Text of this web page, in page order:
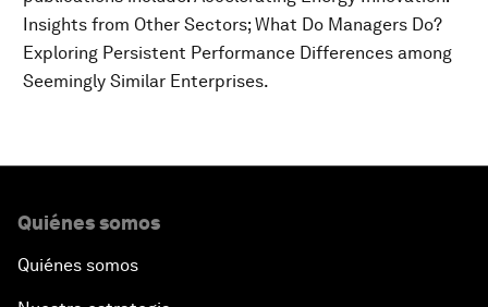
Insights from Other Sectors; What Do Managers Do?
Exploring Persistent Performance Differences among
Seemingly Similar Enterprises.
Quiénes somos
Quiénes somos